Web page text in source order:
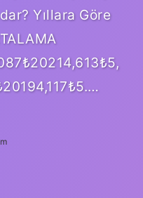
Yıllara Göre